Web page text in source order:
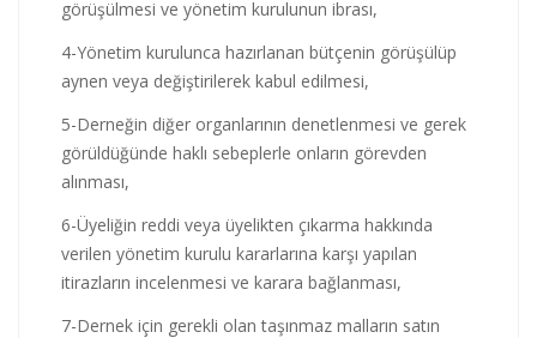
görüşülmesi ve yönetim kurulunun ibrası,
4-Yönetim kurulunca hazırlanan bütçenin görüşülüp
aynen veya değiştirilerek kabul edilmesi,
5-Derneğin diğer organlarının denetlenmesi ve gerek
görüldüğünde haklı sebeplerle onların görevden
alınması,
6-Üyeliğin reddi veya üyelikten çıkarma hakkında
verilen yönetim kurulu kararlarına karşı yapılan
itirazların incelenmesi ve karara bağlanması,
7-Dernek için gerekli olan taşınmaz malların satın